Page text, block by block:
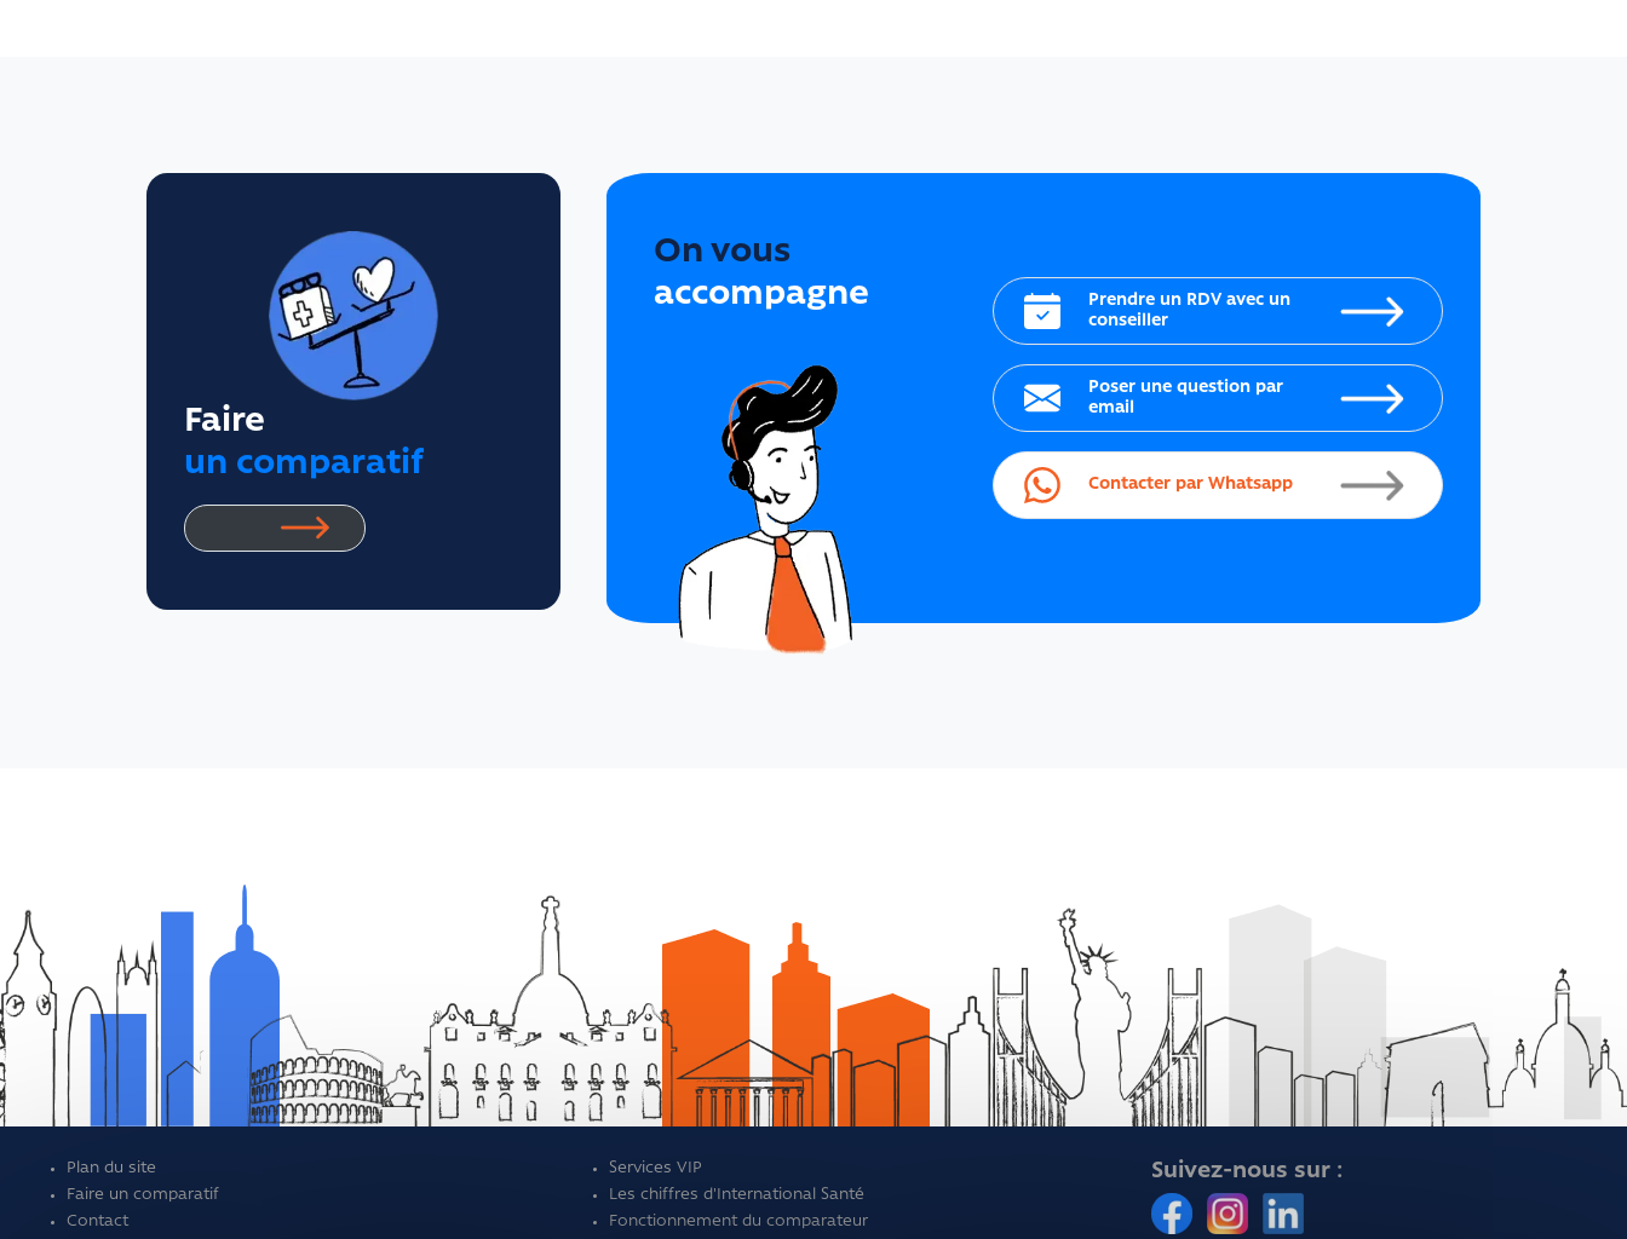
Faire
un comparatif
On vous
accompagne
Prendre un RDV avec un
conseiller
Poser une question par
email
Contacter par Whatsapp
Plan du site
Faire un comparatif
Contact
Services VIP
Les chiffres d'International Santé
Fonctionnement du comparateur
Suivez-nous sur :